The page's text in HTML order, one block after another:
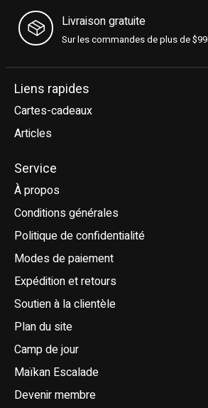
Livraison gratuite
Sur les commandes de plus de $99
Liens rapides
Cartes-cadeaux
Articles
Service
À propos
Conditions générales
Politique de confidentialité
Modes de paiement
Expédition et retours
Soutien à la clientèle
Plan du site
Camp de jour
Maïkan Escalade
Devenir membre